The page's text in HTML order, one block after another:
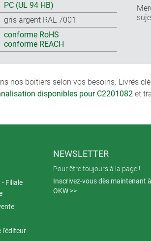
PC (UL 94 HB)
gris argent RAL 7001
conforme RoHS
conforme REACH
nos boitiers selon vos besoins. Livrés
disponibles pour C2201082 et
Filiale
l'éditeur
NEWSLETTER
Pour être toujours à la page !
Inscrivez-vous dès maintenant
OKW >>